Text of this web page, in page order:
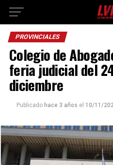
PROVINCIALES
Colegio de
feria judicial del
diciembre
Publicado hace 3 años el 10/11/